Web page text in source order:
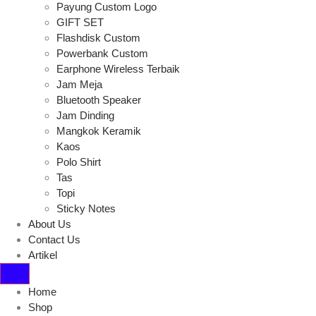
Payung Custom Logo
GIFT SET
Flashdisk Custom
Powerbank Custom
Earphone Wireless Terbaik
Jam Meja
Bluetooth Speaker
Jam Dinding
Mangkok Keramik
Kaos
Polo Shirt
Tas
Topi
Sticky Notes
About Us
Contact Us
Artikel
Home
Shop